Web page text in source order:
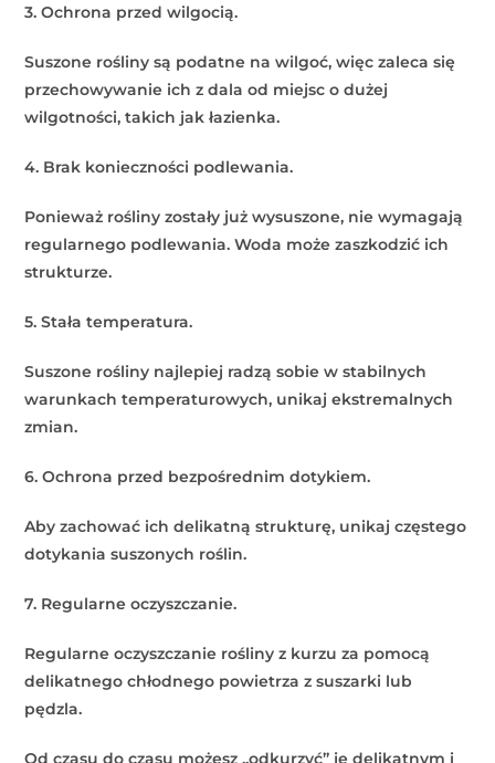
3. Ochrona przed wilgocią.
Suszone rośliny są podatne na wilgoć, więc zaleca się
przechowywanie ich z dala od miejsc o dużej
wilgotności, takich jak łazienka.
4. Brak konieczności podlewania.
Ponieważ rośliny zostały już wysuszone, nie wymagają
regularnego podlewania. Woda może zaszkodzić ich
strukturze.
5. Stała temperatura.
Suszone rośliny najlepiej radzą sobie w stabilnych
warunkach temperaturowych, unikaj ekstremalnych
zmian.
6. Ochrona przed bezpośrednim dotykiem.
Aby zachować ich delikatną strukturę, unikaj częstego
dotykania suszonych roślin.
7. Regularne oczyszczanie.
Regularne oczyszczanie rośliny z kurzu za pomocą
delikatnego chłodnego powietrza z suszarki lub
pędzla.
Od czasu do czasu możesz „odkurzyć” je delikatnym i